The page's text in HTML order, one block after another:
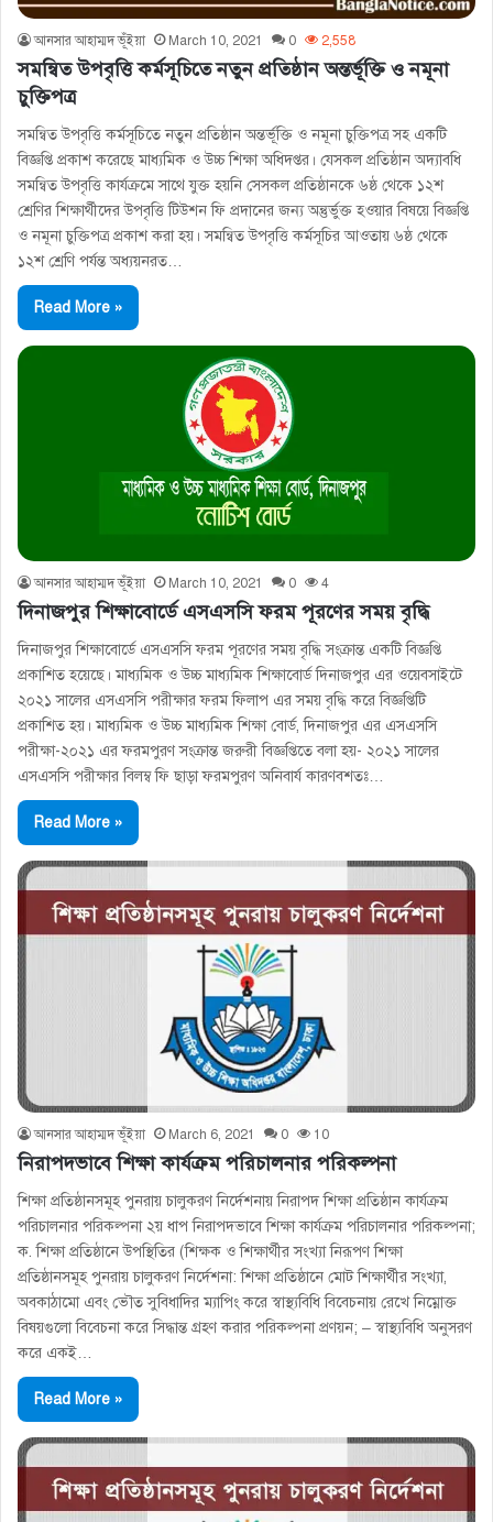
আনসার আহাম্মদ ভূঁইয়া March 10, 2021 0 2,558
সমন্বিত উপবৃত্তি কর্মসূচিতে নতুন প্রতিষ্ঠান অন্তর্ভূক্তি ও নমূনা
চুক্তিপত্র
সমন্বিত উপবৃত্তি কর্মসূচিতে নতুন প্রতিষ্ঠান অন্তর্ভূক্তি ও নমূনা চুক্তিপত্র সহ একটি
বিজ্ঞপ্তি প্রকাশ করেছে মাধ্যমিক ও উচ্চ শিক্ষা অধিদপ্তর। যেসকল প্রতিষ্ঠান অদ্যাবধি
সমন্বিত উপবৃত্তি কার্যক্রমে সাথে যুক্ত হয়নি সেসকল প্রতিষ্ঠানকে ৬ষ্ঠ থেকে ১২শ
শ্রেণির শিক্ষার্থীদের উপবৃত্তি টিউশন ফি প্রদানের জন্য অন্তুর্ভুক্ত হওয়ার বিষয়ে বিজ্ঞপ্তি
ও নমূনা চুক্তিপত্র প্রকাশ করা হয়। সমন্বিত উপবৃত্তি কর্মসূচির আওতায় ৬ষ্ঠ থেকে
১২শ শ্রেণি পর্যন্ত অধ্যয়নরত…
Read More »
আনসার আহাম্মদ ভূঁইয়া March 10, 2021 0 4
দিনাজপুর শিক্ষাবোর্ডে এসএসসি ফরম পূরণের সময় বৃদ্ধি
দিনাজপুর শিক্ষাবোর্ডে এসএসসি ফরম পূরণের সময় বৃদ্ধি সংক্রান্ত একটি বিজ্ঞপ্তি
প্রকাশিত হয়েছে। মাধ্যমিক ও উচ্চ মাধ্যমিক শিক্ষাবোর্ড দিনাজপুর এর ওয়েবসাইটে
২০২১ সালের এসএসসি পরীক্ষার ফরম ফিলাপ এর সময় বৃদ্ধি করে বিজ্ঞপ্তিটি
প্রকাশিত হয়। মাধ্যমিক ও উচ্চ মাধ্যমিক শিক্ষা বাের্ড, দিনাজপুর এর এসএসসি
পরীক্ষা-২০২১ এর ফরমপুরণ সংক্রান্ত জরুরী বিজ্ঞপ্তিতে বলা হয়- ২০২১ সালের
এসএসসি পরীক্ষার বিলম্ব ফি ছাড়া ফরমপুরণ অনিবার্য কারণবশতঃ…
Read More »
আনসার আহাম্মদ ভূঁইয়া March 6, 2021 0 10
নিরাপদভাবে শিক্ষা কার্যক্রম পরিচালনার পরিকল্পনা
শিক্ষা প্রতিষ্ঠানসমূহ পুনরায় চালুকরণ নির্দেশনায় নিরাপদ শিক্ষা প্রতিষ্ঠান কার্যক্রম
পরিচালনার পরিকল্পনা ২য় ধাপ নিরাপদভাবে শিক্ষা কার্যক্রম পরিচালনার পরিকল্পনা;
ক. শিক্ষা প্রতিষ্ঠানে উপস্থিতির (শিক্ষক ও শিক্ষার্থীর সংখ্যা নিরূপণ শিক্ষা
প্রতিষ্ঠানসমূহ পুনরায় চালুকরণ নির্দেশনা: শিক্ষা প্রতিষ্ঠানে মােট শিক্ষার্থীর সংখ্যা,
অবকাঠামাে এবং ভৌত সুবিধাদির ম্যাপিং করে স্বাস্থ্যবিধি বিবেচনায় রেখে নিম্নোক্ত
বিষয়গুলাে বিবেচনা করে সিদ্ধান্ত গ্রহণ করার পরিকল্পনা প্রণয়ন; – স্বাস্থ্যবিধি অনুসরণ
করে একই…
Read More »